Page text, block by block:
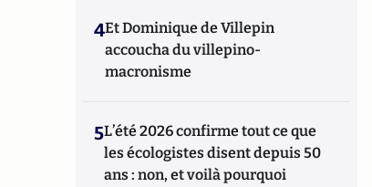
4Et Dominique de Villepin
accoucha du villepino-
macronisme
5L’été 2026 confirme tout ce que
les écologistes disent depuis 50
ans : non, et voilà pourquoi